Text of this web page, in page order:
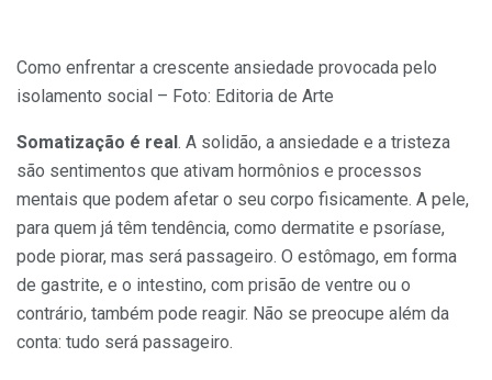
Como enfrentar a crescente ansiedade provocada pelo
isolamento social – Foto: Editoria de Arte
Somatização é real. A solidão, a ansiedade e a tristeza
são sentimentos que ativam hormônios e processos
mentais que podem afetar o seu corpo fisicamente. A pele,
para quem já têm tendência, como dermatite e psoríase,
pode piorar, mas será passageiro. O estômago, em forma
de gastrite, e o intestino, com prisão de ventre ou o
contrário, também pode reagir. Não se preocupe além da
conta: tudo será passageiro.